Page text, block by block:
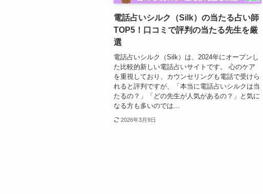
電話占いシルク（Silk）の当たる占い師
TOP5！口コミで評判の当たる先生を厳
選
電話占いシルク（Silk）は、2024年にオープンし
た比較的新しい電話占いサイトです。 心のケア
を重視しており、カウンセリングも電話で受けら
れると評判ですが、「本当に電話占いシルクは当
たるの？」「どの先生が人気があるの？」と気に
なる方も多いのでは...
2026年3月9日